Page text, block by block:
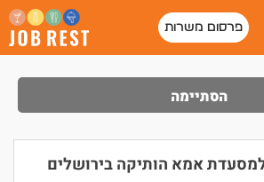
פרסום משרות
הסתיימה
אמא הותיקה בירושלים